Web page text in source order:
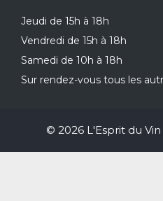
Jeudi de 15h à 18h
Vendredi de 15h à 18h
Samedi de 10h à 18h
Sur rendez-vous tous les
© 2026 L'Esprit du